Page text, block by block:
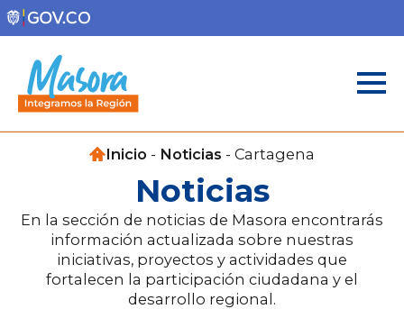
Inicio - Noticias - Cartagena
Noticias
En la sección de noticias de Masora encontrarás
información actualizada sobre nuestras
iniciativas, proyectos y actividades que
fortalecen la participación ciudadana y el
desarrollo regional.